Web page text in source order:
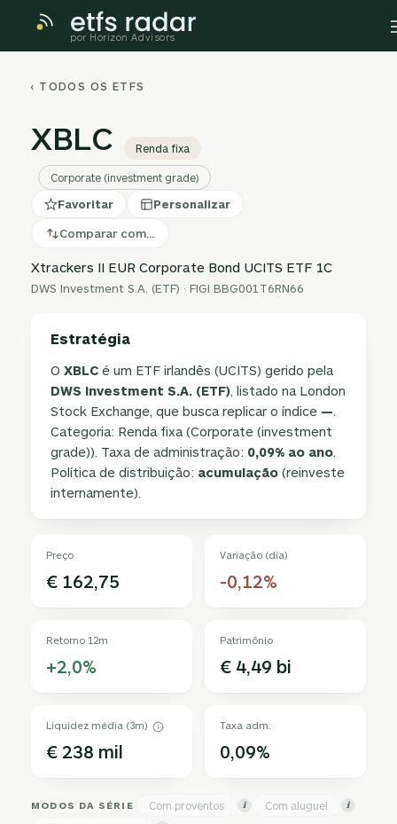
por Horizon Advisors
‹ TODOS OS ETFS
XBLC Renda fixa
Corporate (investment grade)
Favoritar Personalizar
Comparar com…
Xtrackers II EUR Corporate Bond UCITS ETF 1C
DWS Investment S.A. (ETF) · FIGI BBG001T6RN66
Estratégia
OXBLC é um ETF irlandês (UCITS) gerido pela
DWS Investment S.A. (ETF), listado na London
Stock Exchange, que busca replicar o índice —.
Categoria: Renda fixa (Corporate (investment
grade)). Taxa de administração: 0,09% ao ano.
Política de distribuição: acumulação (reinveste
internamente).
Preço
€ 162,75
Variação (dia)
-0,12%
Retorno 12m
+2,0%
Patrimônio
€ 4,49 bi
Liquidez média (3m)
€ 238 mil
Taxa adm.
0,09%
MODOS DA SÉRIE Com proventos i Com aluguel i